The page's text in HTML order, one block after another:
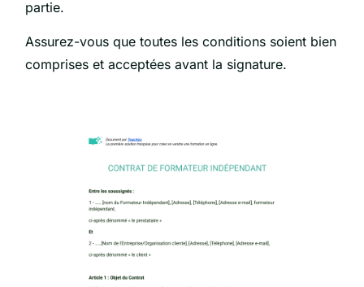
partie.
Assurez-vous que toutes les conditions soient bien
comprises et acceptées avant la signature.